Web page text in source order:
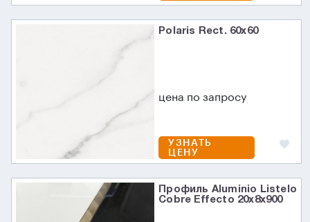
Polaris Rect. 60х60
цена по запросу
УЗНАТЬ
ЦЕНУ
Профиль Aluminio Listelo
Cobre Effecto 20x8x900